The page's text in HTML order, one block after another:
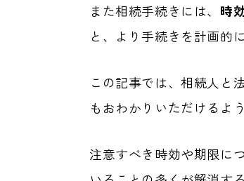
また相続手続きには、 時
と、より手続きを計画的
この記事では、相続人と
もおわかりいただけるよ
注意すべき時効や期限に